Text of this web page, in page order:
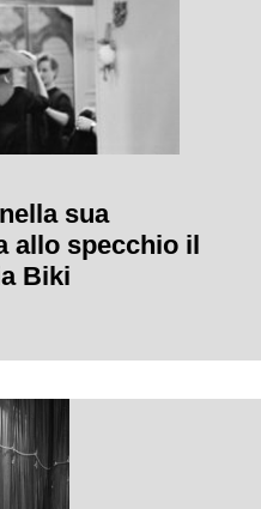
sua
allo specchio il
Biki